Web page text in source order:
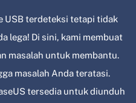
USB terdeteksi tetapi tidak
lega! Di sini, kami membuat
masalah untuk membantu.
masalah Anda teratasi.
tersedia untuk diunduh